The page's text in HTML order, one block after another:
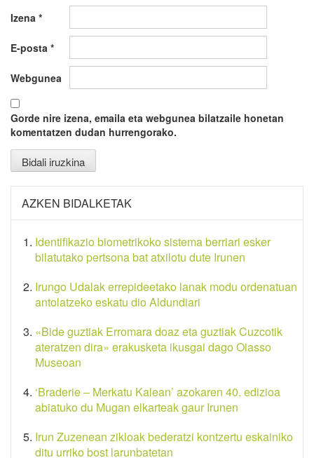
Izena *
E-posta *
Webgunea
Gorde nire izena, emaila eta webgunea bilatzaile honetan
komentatzen dudan hurrengorako.
AZKEN BIDALKETAK
Identifikazio biometrikoko sistema berriari esker
bilatutako pertsona bat atxilotu dute Irunen
Irungo Udalak errepideetako lanak modu ordenatuan
antolatzeko eskatu dio Aldundiari
«Bide guztiak Erromara doaz eta guztiak Cuzcotik
ateratzen dira» erakusketa ikusgai dago Oiasso
Museoan
‘Braderie – Merkatu Kalean’ azokaren 40. edizioa
abiatuko du Mugan elkarteak gaur Irunen
Irun Zuzenean zikloak bederatzi kontzertu eskainiko
ditu urriko bost larunbatetan